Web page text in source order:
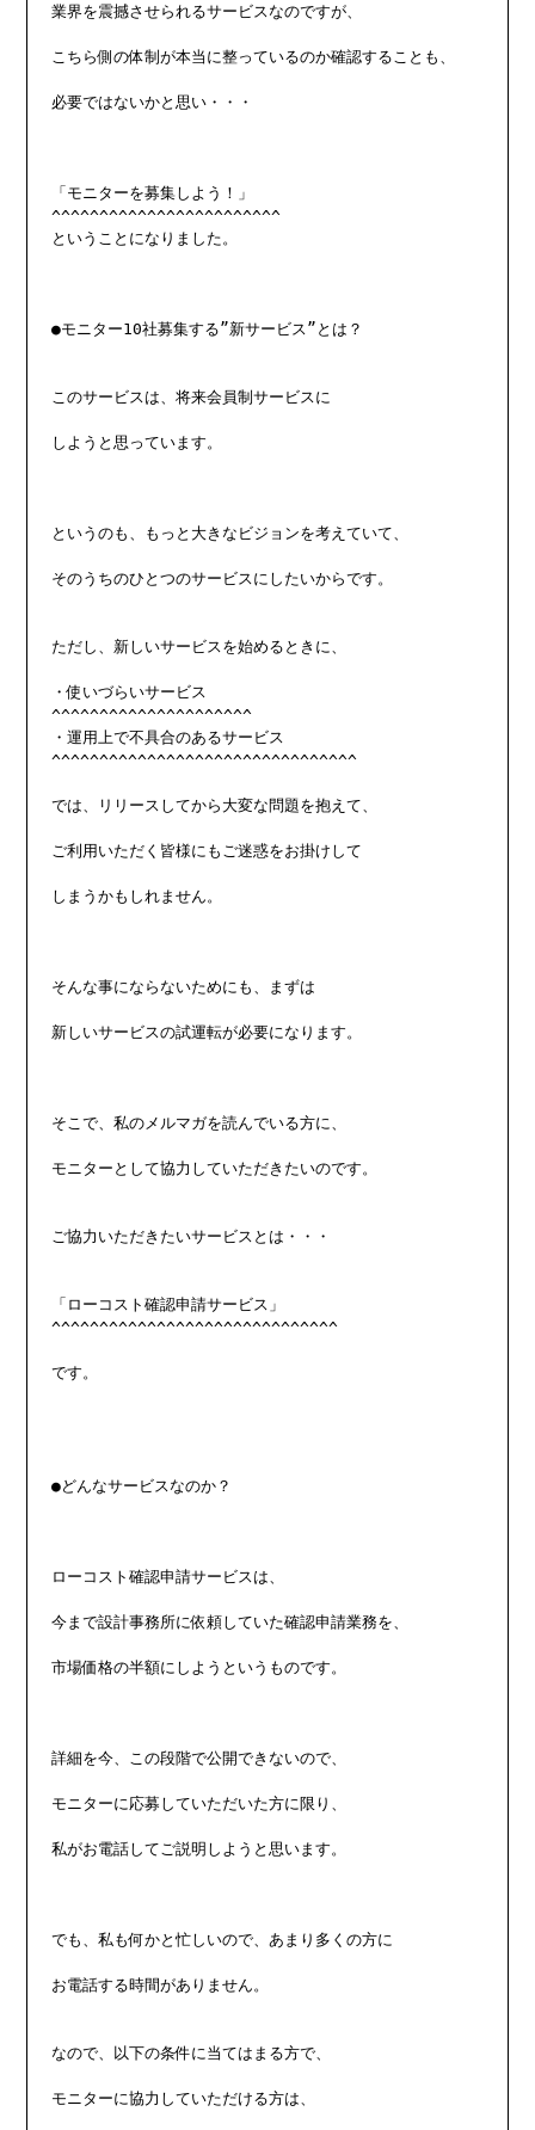
業界を震撼させられるサービスなのですが、
こちら側の体制が本当に整っているのか確認することも、
必要ではないかと思い・・・
「モニターを募集しよう！」
^^^^^^^^^^^^^^^^^^^^^^^^
ということになりました。
●モニター10社募集する”新サービス”とは？
このサービスは、将来会員制サービスに
しようと思っています。
というのも、もっと大きなビジョンを考えていて、
そのうちのひとつのサービスにしたいからです。
ただし、新しいサービスを始めるときに、
・使いづらいサービス
^^^^^^^^^^^^^^^^^^^^^
・運用上で不具合のあるサービス
^^^^^^^^^^^^^^^^^^^^^^^^^^^^^^^^
では、リリースしてから大変な問題を抱えて、
ご利用いただく皆様にもご迷惑をお掛けして
しまうかもしれません。
そんな事にならないためにも、まずは
新しいサービスの試運転が必要になります。
そこで、私のメルマガを読んでいる方に、
モニターとして協力していただきたいのです。
ご協力いただきたいサービスとは・・・
「ローコスト確認申請サービス」
^^^^^^^^^^^^^^^^^^^^^^^^^^^^^^
です。
●どんなサービスなのか？
ローコスト確認申請サービスは、
今まで設計事務所に依頼していた確認申請業務を、
市場価格の半額にしようというものです。
詳細を今、この段階で公開できないので、
モニターに応募していただいた方に限り、
私がお電話してご説明しようと思います。
でも、私も何かと忙しいので、あまり多くの方に
お電話する時間がありません。
なので、以下の条件に当てはまる方で、
モニターに協力していただける方は、